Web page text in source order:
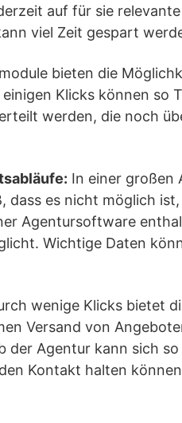
auf für sie
viel Zeit gespart
bieten die
Klicks können so
werden, die noch
In einer großen
es nicht möglich
Agentursoftware
Wichtige Daten
wenige Klicks bietet
Versand von
der Agentur kann sich
Kontakt halten